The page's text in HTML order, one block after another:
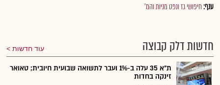
ענף:חיפושי גז ונפט מניות והמ'
חדשות דלק קבוצה עוד חדשות
ת"א 35 עלה ב-1% ועבר לתשואה שבועית חיובית; טאואר
זינקה בחדות